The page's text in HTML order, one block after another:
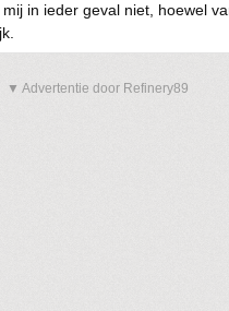
in ieder geval niet, hoewel
▼ Advertentie door Refinery89